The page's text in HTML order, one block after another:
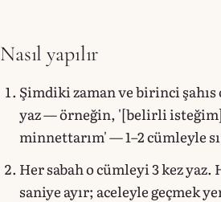
Nasıl yapılır
Şimdiki zaman ve birinci
yaz — örneğin, '[belirli
minnettarım' — 1–2 cümleyle
Her sabah o cümleyi 3 kez yaz.
saniye ayır; aceleyle geçmek